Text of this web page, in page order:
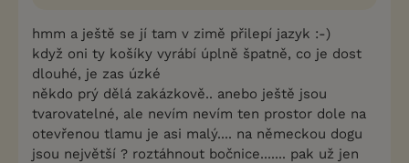
hmm a ještě se jí tam v zimě přilepí jazyk :-)
když oni ty košíky vyrábí úplně špatně, co je dost
dlouhé, je zas úzké
někdo prý dělá zakázkově.. anebo ještě jsou
tvarovatelné, ale nevím nevím ten prostor dole na
otevřenou tlamu je asi malý.... na německou dogu
jsou největší ? roztáhnout bočnice....... pak už jen